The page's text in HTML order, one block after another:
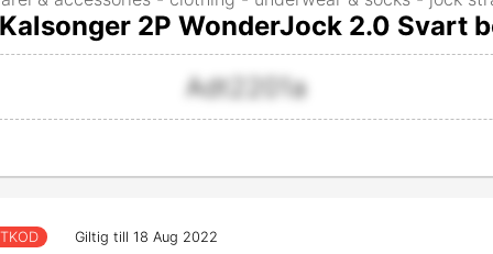
2P WonderJock 2.0 Svart
Adt2201a
Giltig till 18 Aug 2022